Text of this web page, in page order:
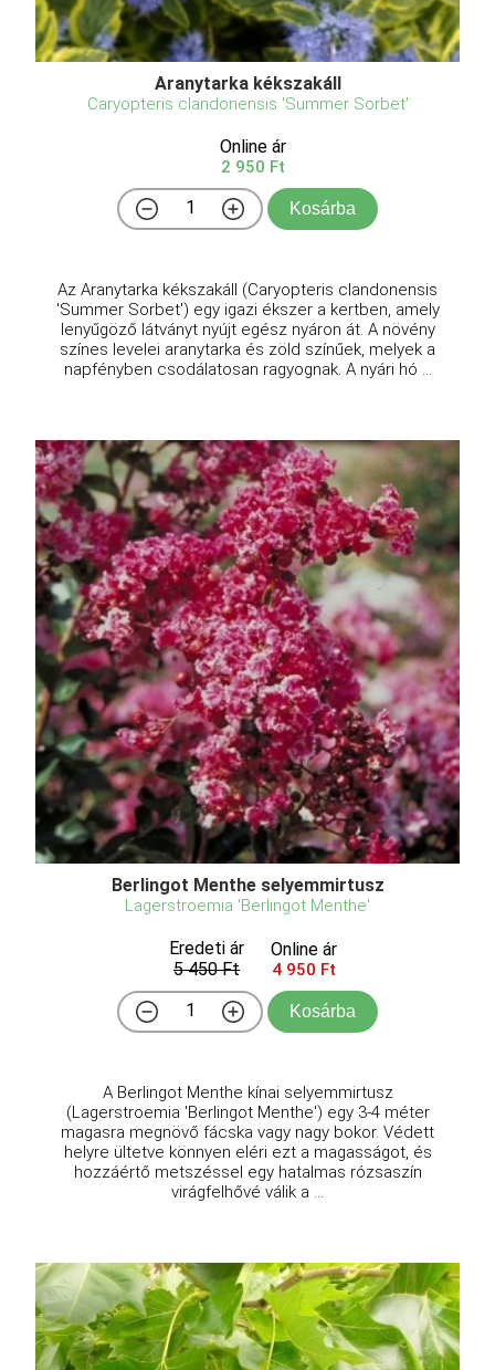
Aranytarka kékszakáll
Caryopteris clandonensis 'Summer Sorbet'
Online ár
2 950 Ft
Kosárba
Az Aranytarka kékszakáll (Caryopteris clandonensis
'Summer Sorbet') egy igazi ékszer a kertben, amely
lenyűgöző látványt nyújt egész nyáron át. A növény
színes levelei aranytarka és zöld színűek, melyek a
napfényben csodálatosan ragyognak. A nyári hó ...
Berlingot Menthe selyemmirtusz
Lagerstroemia 'Berlingot Menthe'
Eredeti ár
5 450 Ft
Online ár
4 950 Ft
Kosárba
A Berlingot Menthe kínai selyemmirtusz
(Lagerstroemia 'Berlingot Menthe') egy 3-4 méter
magasra megnövő fácska vagy nagy bokor. Védett
helyre ültetve könnyen eléri ezt a magasságot, és
hozzáértő metszéssel egy hatalmas rózsaszín
virágfelhővé válik a ...